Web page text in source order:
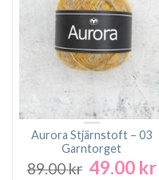
Aurora Stjärnstoft – 03
Garntorget
89.00kr Det
49.00 kr